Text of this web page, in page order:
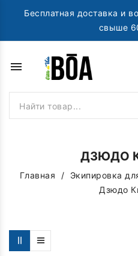
Бесплатная доставка и
свыше
menu
ДЗЮДО
Главная
Экипировка
Дзюдо